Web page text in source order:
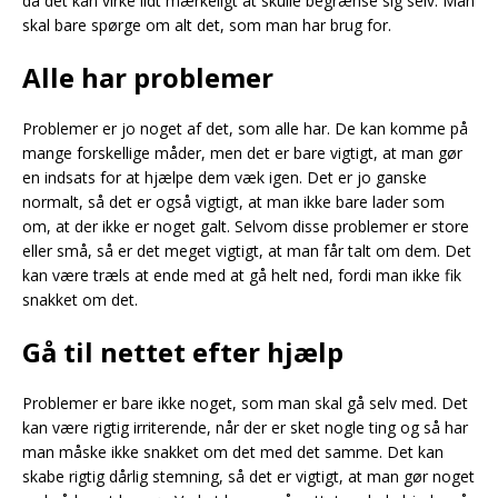
skal bare spørge om alt det, som man har brug for.
Alle har problemer
Problemer er jo noget af det, som alle har. De kan komme på
mange forskellige måder, men det er bare vigtigt, at man gør
en indsats for at hjælpe dem væk igen. Det er jo ganske
normalt, så det er også vigtigt, at man ikke bare lader som
om, at der ikke er noget galt. Selvom disse problemer er store
eller små, så er det meget vigtigt, at man får talt om dem. Det
kan være træls at ende med at gå helt ned, fordi man ikke fik
snakket om det.
Gå til nettet efter hjælp
Problemer er bare ikke noget, som man skal gå selv med. Det
kan være rigtig irriterende, når der er sket nogle ting og så har
man måske ikke snakket om det med det samme. Det kan
skabe rigtig dårlig stemning, så det er vigtigt, at man gør noget